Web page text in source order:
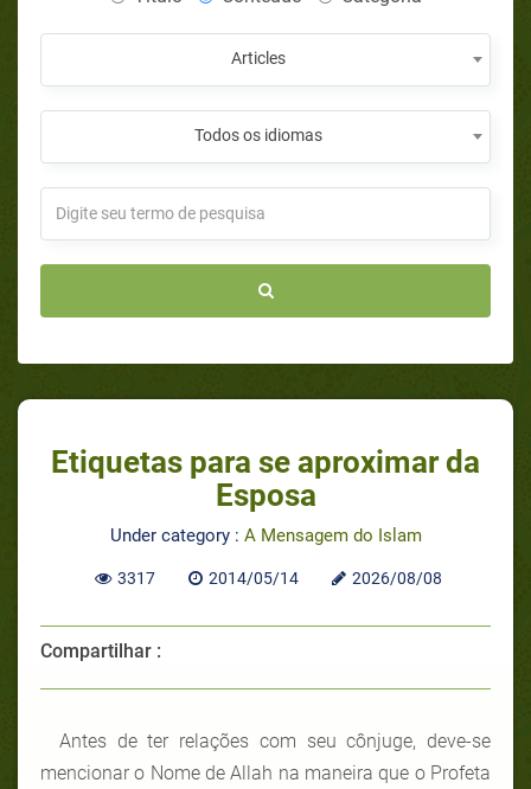
Articles
Todos os idiomas
Etiquetas para se aproximar da
Esposa
Under category : A Mensagem do Islam
3317 2014/05/14 2026/08/08
Compartilhar :
Antes de ter relações com seu cônjuge, deve-se
mencionar o Nome de Allah na maneira que o Profeta